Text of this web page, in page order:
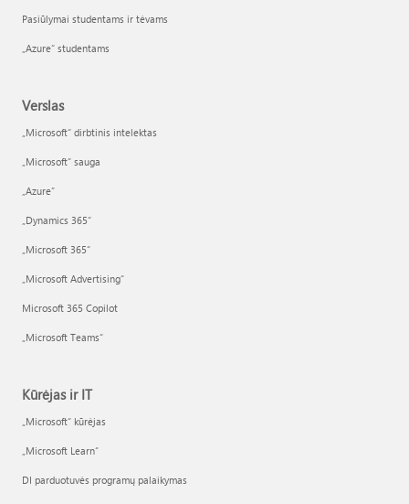
Pasiūlymai studentams ir tėvams
„Azure“ studentams
Verslas
„Microsoft“ dirbtinis intelektas
„Microsoft“ sauga
„Azure”
„Dynamics 365“
„Microsoft 365“
„Microsoft Advertising“
Microsoft 365 Copilot
„Microsoft Teams“
Kūrėjas ir IT
„Microsoft“ kūrėjas
„Microsoft Learn“
DI parduotuvės programų palaikymas